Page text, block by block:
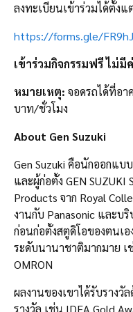
ลงทะเบียนเข้าร่วมได้ตั้ง
https://forms.gle/
เข้าร่วมกิจกรรมฟรี ไม่มี
หมายเหตุ: จอดรถได้ที่อา
บาท/ชั่วโมง
About Gen Suzuki
Gen Suzuki คือนักออกแ
และผู้ก่อตั้ง GEN SUZUKI
Products จาก Royal
งานกับ Panasonic และบ
ก่อนก่อตั้งสตูดิโอของตนเ
ระดับนานาชาติมากมาย เ
OMRON
ผลงานของเขาได้รับรางวั
รางวัล เช่น IDEA Gold